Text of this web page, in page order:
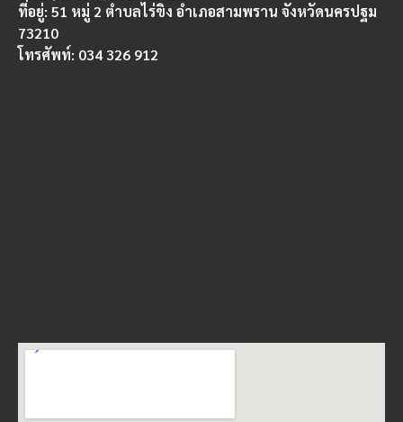
ที่อยู่: 51 หมู่ 2 ตำบลไร่ขิง อำเภอสามพราน จังหวัดนครปฐม
73210
โทรศัพท์: 034 326 912